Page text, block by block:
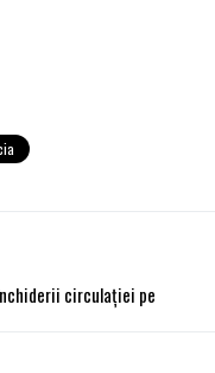
circulației pe